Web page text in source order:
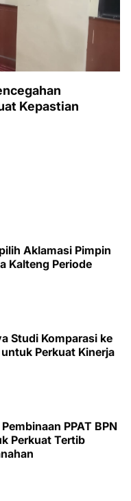
Kepastian
Aklamasi Pimpin
Kalteng Periode
Studi Komparasi ke
Perkuat Kinerja
PPAT BPN
Perkuat Tertib